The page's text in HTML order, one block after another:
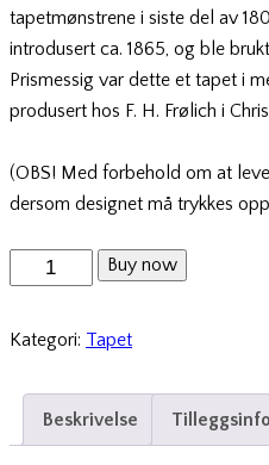
tapetmønstrene i siste del av
introdusert ca. 1865, og ble
Prismessig var dette et tapet i
produsert hos F. H. Frølich i
(OBS! Med forbehold om at
dersom designet må trykkes
Buy now
Kategori: Tapet
Beskrivelse